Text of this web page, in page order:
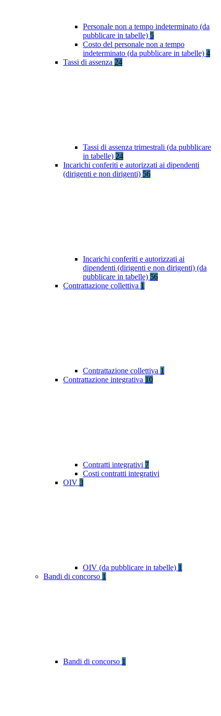
Personale non a tempo indeterminato (da
pubblicare in tabelle) 5
Costo del personale non a tempo
indeterminato (da pubblicare in tabelle) 4
Tassi di assenza 24
Tassi di assenza trimestrali (da pubblicare
in tabelle) 24
Incarichi conferiti e autorizzati ai dipendenti
(dirigenti e non dirigenti) 56
Incarichi conferiti e autorizzati ai
dipendenti (dirigenti e non dirigenti) (da
pubblicare in tabelle) 56
Contrattazione collettiva 1
Contrattazione collettiva 1
Contrattazione integrativa 10
Contratti integrativi 7
Costi contratti integrativi
OIV 3
OIV (da pubblicare in tabelle) 1
Bandi di concorso 1
Bandi di concorso 1